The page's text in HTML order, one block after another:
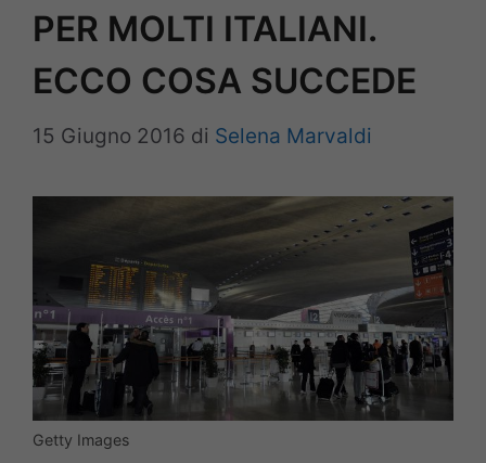
PER MOLTI ITALIANI.
ECCO COSA SUCCEDE
15 Giugno 2016 di Selena Marvaldi
Getty Images